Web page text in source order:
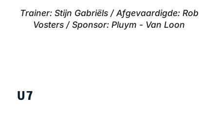
Trainer: Stijn Gabriëls / Afgevaardigde: Rob
Vosters / Sponsor: Pluym - Van Loon
U7